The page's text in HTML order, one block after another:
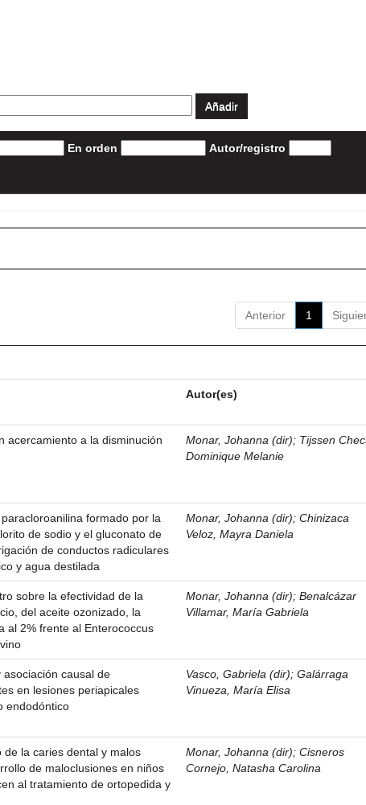
En orden Autor/registro
Anterior 1
Autor(es)
acercamiento a la disminución
Monar, Johanna (dir); Tijssen
Dominique Melanie
formado por la
de sodio y el gluconato de
de conductos radiculares
y agua destilada
Monar, Johanna (dir);Chinizaca
Veloz, Mayra Daniela
sobre la efectividad de la
del aceite ozonizado, la
al 2% frente al Enterococcus
Monar, Johanna (dir);Benalcázar
Villamar, María Gabriela
causal de
en lesiones periapicales
endodóntico
Vasco, Gabriela (dir);Galárraga
Vinueza, María Elisa
de la caries dental y malos
de maloclusiones en niños
al tratamiento de ortopedida y
Monar, Johanna (dir);Cisneros
Cornejo, Natasha Carolina